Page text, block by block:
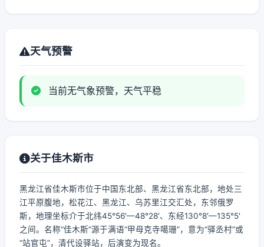
天气预警
当前无气象预警，天气平稳
关于佳木斯市
黑龙江省佳木斯市位于中国东北部、黑龙江省东北部，地处三
江平原腹地，松花江、黑龙江、乌苏里江交汇处，东邻俄罗
斯，地理坐标介于北纬45°56′—48°28′、东经130°8′—135°5′
之间。名称“佳木斯”源于满语“甲母克寺噶珊”，意为“驿丞村”或
“站官屯”，清代设驿站，后演变为现名。